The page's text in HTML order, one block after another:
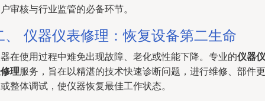
审核与行业监管的必备环节。
、 仪器仪表修理：恢复设备第二生命
在使用过程中难免出现故障、老化或性能下降。专业的仪器仪
理服务，旨在以精湛的技术快速诊断问题，进行维修、部件更
整体调试，使仪器恢复最佳工作状态。